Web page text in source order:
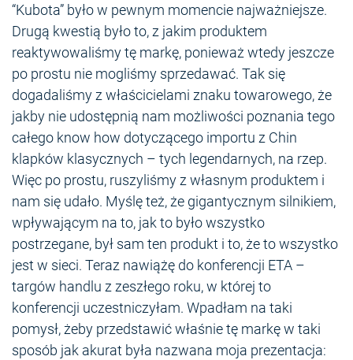
“Kubota” było w pewnym momencie najważniejsze.
Drugą kwestią było to, z jakim produktem
reaktywowaliśmy tę markę, ponieważ wtedy jeszcze
po prostu nie mogliśmy sprzedawać. Tak się
dogadaliśmy z właścicielami znaku towarowego, że
jakby nie udostępnią nam możliwości poznania tego
całego know how dotyczącego importu z Chin
klapków klasycznych – tych legendarnych, na rzep.
Więc po prostu, ruszyliśmy z własnym produktem i
nam się udało. Myślę też, że gigantycznym silnikiem,
wpływającym na to, jak to było wszystko
postrzegane, był sam ten produkt i to, że to wszystko
jest w sieci. Teraz nawiążę do konferencji ETA –
targów handlu z zeszłego roku, w której to
konferencji uczestniczyłam. Wpadłam na taki
pomysł, żeby przedstawić właśnie tę markę w taki
sposób jak akurat była nazwana moja prezentacja: